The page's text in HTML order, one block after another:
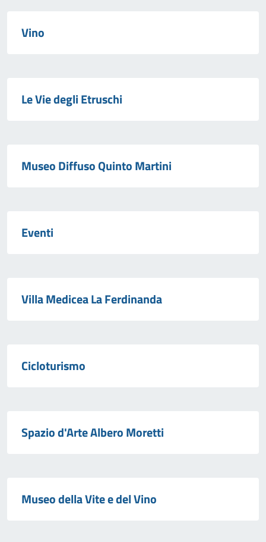
Vino
Le Vie degli Etruschi
Museo Diffuso Quinto Martini
Eventi
Villa Medicea La Ferdinanda
Cicloturismo
Spazio d'Arte Albero Moretti
Museo della Vite e del Vino